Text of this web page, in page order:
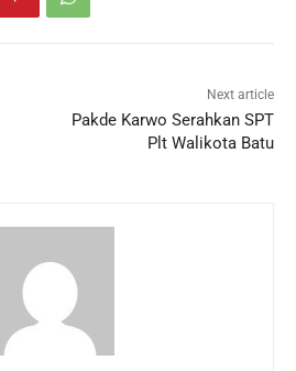
Next article
Pakde Karwo Serahkan SPT
Plt Walikota Batu